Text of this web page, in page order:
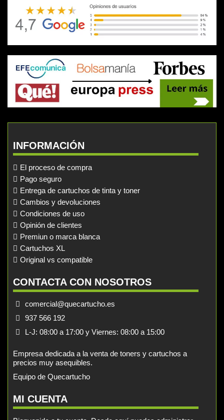
INFORMACIÓN
El proceso de compra
Pago seguro
Entrega de cartuchos de tinta y toner
Cambios y devoluciones
Condiciones de uso
Opinión de clientes
Premiun o marca blanca
Cartuchos XL
Original vs compatible
CONTACTA CON NOSOTROS
comercial@quecartucho.es
937 566 192
L-J: 08:00 a 17:00 y Viernes: 08:00 a 15:00
Empresa dedicada a la venta de toners y cartuchos a
precios muy asequibles.
Equipo de Quecartucho
MI CUENTA